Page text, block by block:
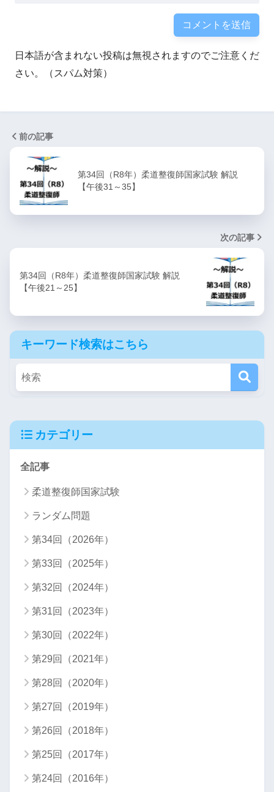
日本語が含まれない投稿は無視されますのでご注意くだ
さい。（スパム対策）
前の記事
第34回（R8年）柔道整復師国家試験 解説
【午後31～35】
次の記事
第34回（R8年）柔道整復師国家試験 解説
【午後21～25】
キーワード検索はこちら
カテゴリー
全記事
柔道整復師国家試験
ランダム問題
第34回（2026年）
第33回（2025年）
第32回（2024年）
第31回（2023年）
第30回（2022年）
第29回（2021年）
第28回（2020年）
第27回（2019年）
第26回（2018年）
第25回（2017年）
第24回（2016年）